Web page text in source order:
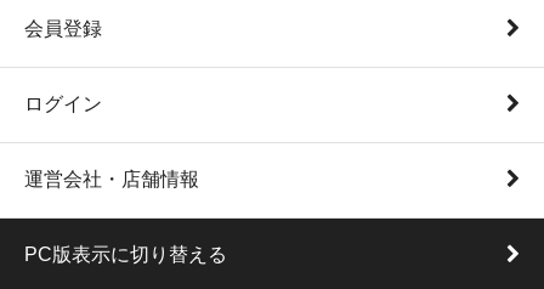
会員登録
ログイン
運営会社・店舗情報
PC版表示に切り替える